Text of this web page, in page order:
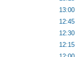
13:00
12:45
12:30
12:15